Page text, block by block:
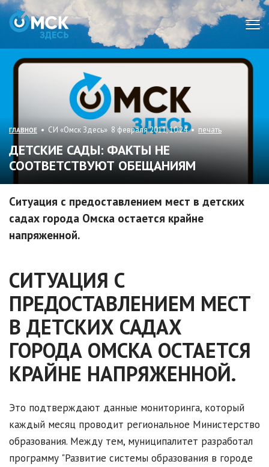
ГЛАВНОЕ • СИ «Омск Здесь» 8 февраля 2011, 10:24 • печать
ДЕТСКИЕ САДЫ: ФАКТЫ НЕ
СООТВЕТСТВУЮТ ОБЕЩАНИЯМ
Ситуация с предоставлением мест в детских
садах города Омска остается крайне
напряженной.
СИТУАЦИЯ С
ПРЕДОСТАВЛЕНИЕМ МЕСТ
В ДЕТСКИХ САДАХ
ГОРОДА ОМСКА ОСТАЕТСЯ
КРАЙНЕ НАПРЯЖЕННОЙ.
Это подтверждают данные мониторинга, который
каждый месяц проводит региональное Министерство
образования. Между тем, муниципалитет разработал
программу "Развитие системы образования в городе